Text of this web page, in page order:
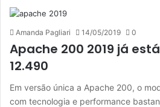
Amanda Pagliari 14/05/2019 0
Apache 200 2019 já
12.490
Em versão única a Apache 200, o
com tecnologia e performance